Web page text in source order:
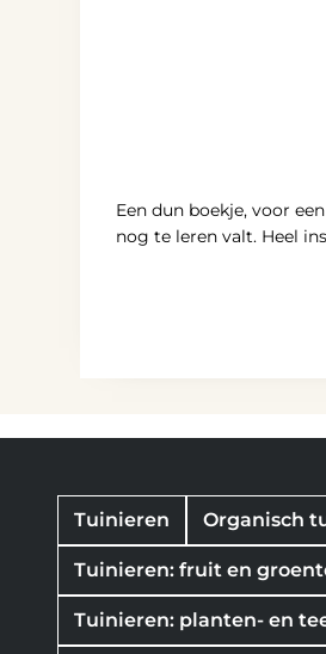
Een dun boekje, voor
nog te leren valt. Heel
Tuinieren Organisch
Tuinieren: fruit en
Tuinieren: planten- en